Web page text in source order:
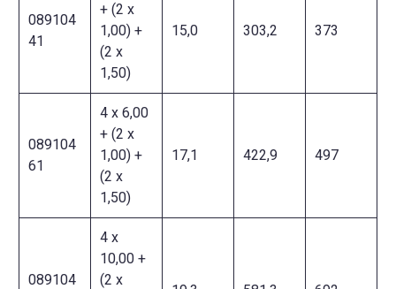
089104
41
+ (2 x
1,00) +
(2 x
1,50)
15,0 303,2 373
089104
61
4 x 6,00
+ (2 x
1,00) +
(2 x
1,50)
17,1 422,9 497
089104
4 x
10,00 +
(2 x